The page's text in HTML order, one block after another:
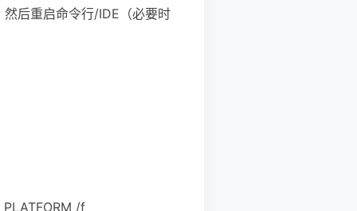
后重启命令行/IDE（必要时
/f